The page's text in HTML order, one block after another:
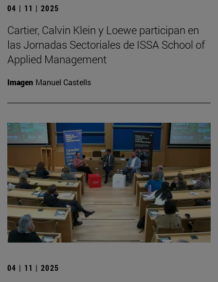
04 | 11 | 2025
Cartier, Calvin Klein y Loewe participan en
las Jornadas Sectoriales de ISSA School of
Applied Management
Imagen Manuel Castells
04 | 11 | 2025